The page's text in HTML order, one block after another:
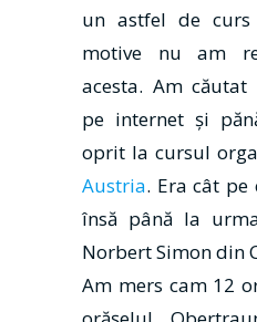
un astfel de
motive nu am
acesta. Am
pe internet și
oprit la cursul
Austria. Era cât pe
însă până la
Norbert Simon din
Am mers cam 12